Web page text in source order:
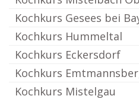
Kochkurs Gesees bei
Kochkurs Hummeltal
Kochkurs Eckersdorf
Kochkurs
Kochkurs Mistelgau